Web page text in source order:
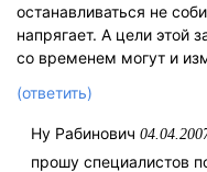
останавливаться не
напрягает. А цели этой
со временем могут и
(ответить)
Ну Рабинович
прошу специалистов